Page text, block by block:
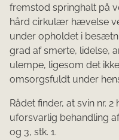
fremstod springhalt på
hård cirkulær hævelse
under opholdet i
grad af smerte, lidelse,
ulempe, ligesom det
omsorgsfuldt under
Rådet finder, at svin nr.
uforsvarlig behandling
og 3, stk. 1.